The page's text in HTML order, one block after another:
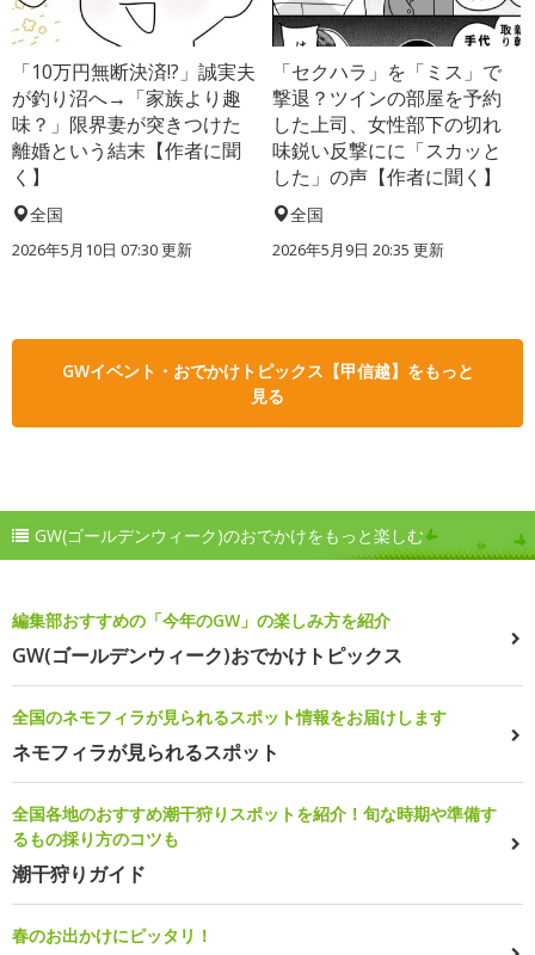
「10万円無断決済!?」誠実夫
が釣り沼へ→「家族より趣
味？」限界妻が突きつけた
離婚という結末【作者に聞
く】
全国
2026年5月10日 07:30 更新
「セクハラ」を「ミス」で
撃退？ツインの部屋を予約
した上司、女性部下の切れ
味鋭い反撃にに「スカッと
した」の声【作者に聞く】
全国
2026年5月9日 20:35 更新
GWイベント・おでかけトピックス【甲信越】をもっと
見る
GW(ゴールデンウィーク)のおでかけをもっと楽しむ
編集部おすすめの「今年のGW」の楽しみ方を紹介
GW(ゴールデンウィーク)おでかけトピックス
全国のネモフィラが見られるスポット情報をお届けします
ネモフィラが見られるスポット
全国各地のおすすめ潮干狩りスポットを紹介！旬な時期や準備す
るもの採り方のコツも
潮干狩りガイド
春のお出かけにピッタリ！